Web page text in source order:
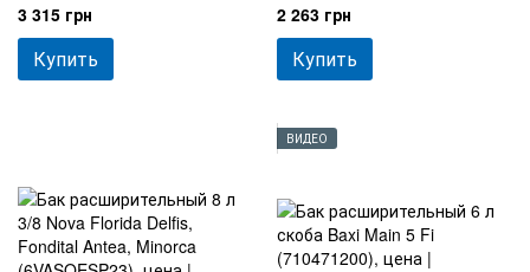
3 315 грн
Купить
2 263 грн
Купить
ВИДЕО